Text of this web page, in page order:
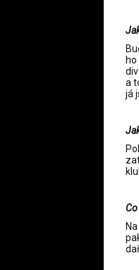
a
já